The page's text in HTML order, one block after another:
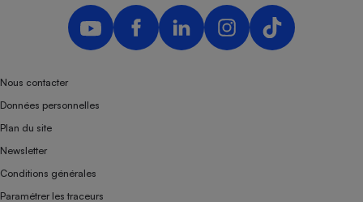
Nous contacter
Données personnelles
Plan du site
Newsletter
Conditions générales
Paramétrer les traceurs